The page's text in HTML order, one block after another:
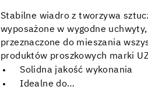
Stabilne wiadro z tworzywa
wyposażone w wygodne uchwyty,
przeznaczone do mieszania
produktów proszkowych marki
Solidna jakość wykonania
Idealne do…